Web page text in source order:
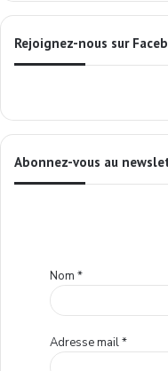
Rejoignez-nous sur
Abonnez-vous au
Nom *
Adresse mail*